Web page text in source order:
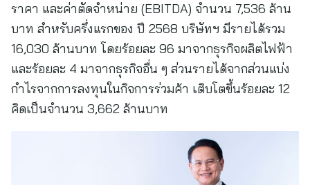
ราคา และค่าตัดจำหน่าย (EBITDA) จำนวน 7,536 ล้าน
บาท สำหรับครึ่งแรกของ ปี 2568 บริษัทฯ มีรายได้รวม
16,030 ล้านบาท โดยร้อยละ 96 มาจากธุรกิจผลิตไฟฟ้า
และร้อยละ 4 มาจากธุรกิจอื่น ๆ ส่วนรายได้จากส่วนแบ่ง
กำไรจากการลงทุนในกิจการร่วมค้า เติบโตขึ้นร้อยละ 12
คิดเป็นจำนวน 3,662 ล้านบาท